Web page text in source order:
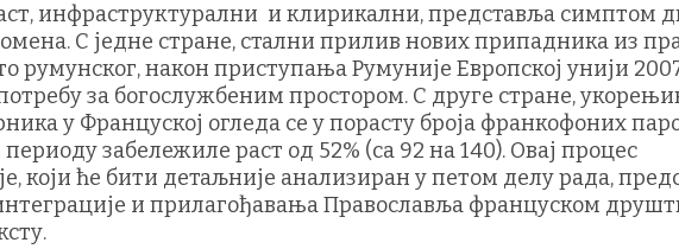
инфраструктурални и клирикални, представља симптом
С једне стране, стални прилив нових припадника из
румунског, након приступања Румуније Европској унији
за богослужбеним простором. С друге стране,
у Француској огледа се у порасту броја франкофоних
забележиле раст од 52% (са 92 на 140). Овај процес
који ће бити детаљније анализиран у петом делу рада,
и прилагођавања Православља француском